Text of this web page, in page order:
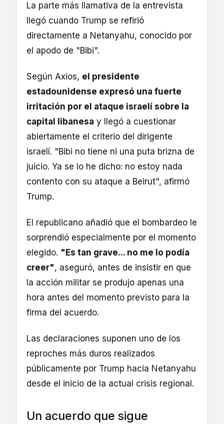
La parte más llamativa de la entrevista
llegó cuando Trump se refirió
directamente a Netanyahu, conocido por
el apodo de "Bibi".
Según Axios, el presidente
estadounidense expresó una fuerte
irritación por el ataque israelí sobre la
capital libanesa y llegó a cuestionar
abiertamente el criterio del dirigente
israelí. "Bibi no tiene ni una puta brizna de
juicio. Ya se lo he dicho: no estoy nada
contento con su ataque a Beirut", afirmó
Trump.
El republicano añadió que el bombardeo le
sorprendió especialmente por el momento
elegido. "Es tan grave... no me lo podía
creer", aseguró, antes de insistir en que
la acción militar se produjo apenas una
hora antes del momento previsto para la
firma del acuerdo.
Las declaraciones suponen uno de los
reproches más duros realizados
públicamente por Trump hacia Netanyahu
desde el inicio de la actual crisis regional.
Un acuerdo que sigue